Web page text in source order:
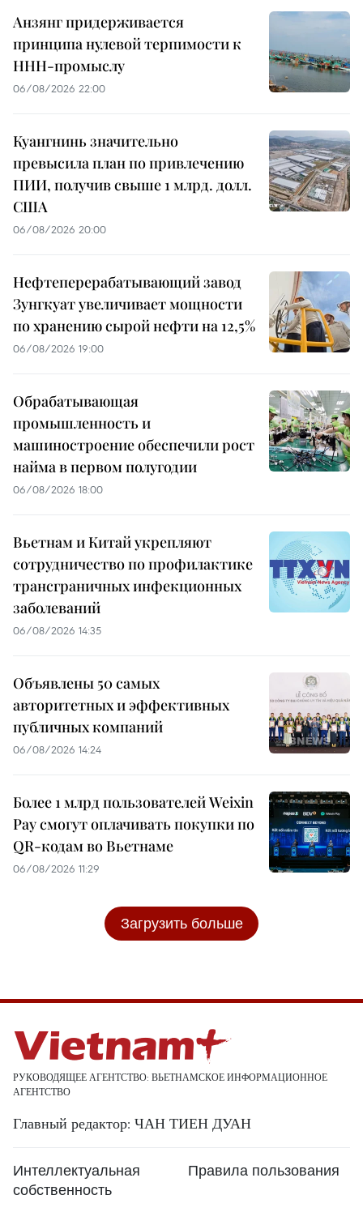
Анзянг придерживается
принципа нулевой терпимости к
ННН-промыслу
06/08/2026 22:00
Куангнинь значительно
превысила план по привлечению
ПИИ, получив свыше 1 млрд. долл.
США
06/08/2026 20:00
Нефтеперерабатывающий завод
Зунгкуат увеличивает мощности
по хранению сырой нефти на 12,5%
06/08/2026 19:00
Обрабатывающая
промышленность и
машиностроение обеспечили рост
найма в первом полугодии
06/08/2026 18:00
Вьетнам и Китай укрепляют
сотрудничество по профилактике
трансграничных инфекционных
заболеваний
06/08/2026 14:35
Объявлены 50 самых
авторитетных и эффективных
публичных компаний
06/08/2026 14:24
Более 1 млрд пользователей Weixin
Pay смогут оплачивать покупки по
QR-кодам во Вьетнаме
06/08/2026 11:29
Загрузить больше
РУКОВОДЯЩЕЕ АГЕНТСТВО: ВЬЕТНАМСКОЕ ИНФОРМАЦИОННОЕ
АГЕНТСТВО
Главный редактор: ЧАН ТИЕН ДУАН
Интеллектуальная
собственность
Правила пользования